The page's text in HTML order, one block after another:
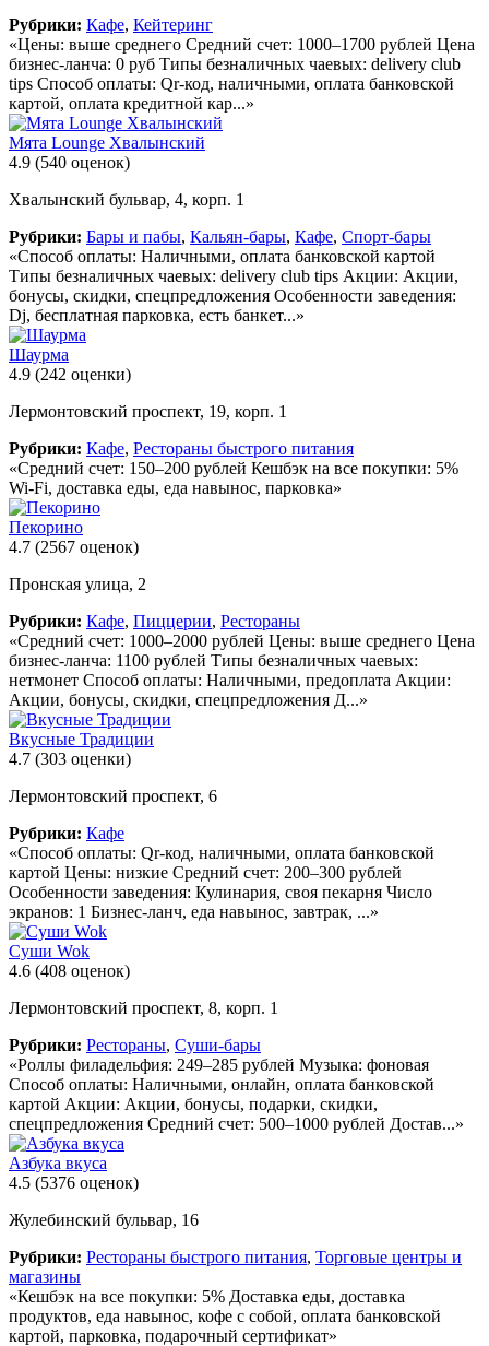
Рубрики: Кафе, Кейтеринг
«Цены: выше среднего Средний счет: 1000–1700 рублей Цена
бизнес-ланча: 0 руб Типы безналичных чаевых: delivery club
tips Способ оплаты: Qr-код, наличными, оплата банковской
картой, оплата кредитной кар...»
Мята Lounge Хвалынский
4.9 (540 оценок)
Хвалынский бульвар, 4, корп. 1
Рубрики: Бары и пабы, Кальян-бары, Кафе, Спорт-бары
«Способ оплаты: Наличными, оплата банковской картой
Типы безналичных чаевых: delivery club tips Акции: Акции,
бонусы, скидки, спецпредложения Особенности заведения:
Dj, бесплатная парковка, есть банкет...»
Шаурма
4.9 (242 оценки)
Лермонтовский проспект, 19, корп. 1
Рубрики: Кафе, Рестораны быстрого питания
«Средний счет: 150–200 рублей Кешбэк на все покупки: 5%
Wi-Fi, доставка еды, еда навынос, парковка»
Пекорино
4.7 (2567 оценок)
Пронская улица, 2
Рубрики: Кафе, Пиццерии, Рестораны
«Средний счет: 1000–2000 рублей Цены: выше среднего Цена
бизнес-ланча: 1100 рублей Типы безналичных чаевых:
нетмонет Способ оплаты: Наличными, предоплата Акции:
Акции, бонусы, скидки, спецпредложения Д...»
Вкусные Традиции
4.7 (303 оценки)
Лермонтовский проспект, 6
Рубрики: Кафе
«Способ оплаты: Qr-код, наличными, оплата банковской
картой Цены: низкие Средний счет: 200–300 рублей
Особенности заведения: Кулинария, своя пекарня Число
экранов: 1 Бизнес-ланч, еда навынос, завтрак, ...»
Суши Wok
4.6 (408 оценок)
Лермонтовский проспект, 8, корп. 1
Рубрики: Рестораны, Суши-бары
«Роллы филадельфия: 249–285 рублей Музыка: фоновая
Способ оплаты: Наличными, онлайн, оплата банковской
картой Акции: Акции, бонусы, подарки, скидки,
спецпредложения Средний счет: 500–1000 рублей Достав...»
Азбука вкуса
4.5 (5376 оценок)
Жулебинский бульвар, 16
Рубрики: Рестораны быстрого питания, Торговые центры и
магазины
«Кешбэк на все покупки: 5% Доставка еды, доставка
продуктов, еда навынос, кофе с собой, оплата банковской
картой, парковка, подарочный сертификат»